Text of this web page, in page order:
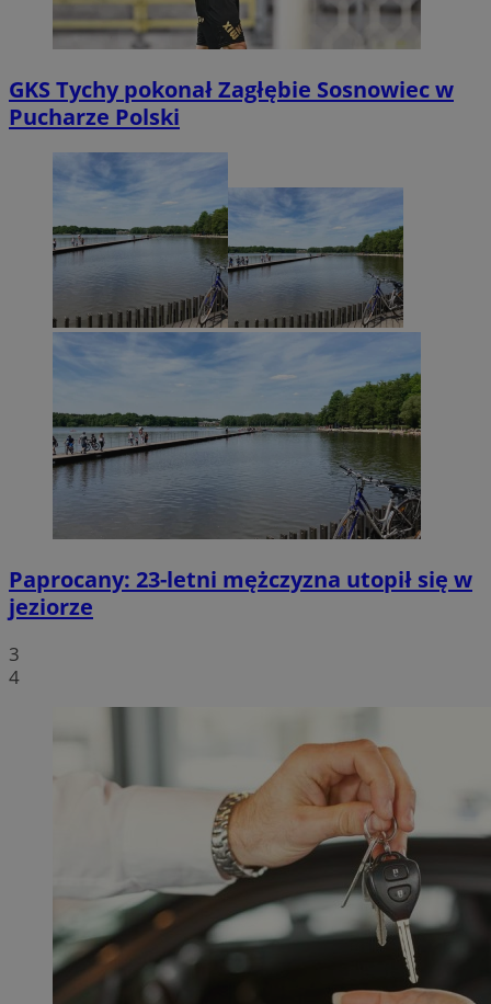
GKS Tychy pokonał Zagłębie Sosnowiec w
Pucharze Polski
Paprocany: 23-letni mężczyzna utopił się w
jeziorze
3
4